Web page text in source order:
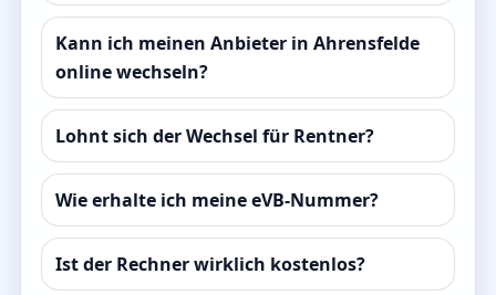
Kann ich meinen Anbieter in Ahrensfelde
online wechseln?
Lohnt sich der Wechsel für Rentner?
Wie erhalte ich meine eVB-Nummer?
Ist der Rechner wirklich kostenlos?